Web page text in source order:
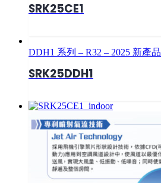
SRK25CE1
DDH1 系列 – R32 – 2025 新產品
SRK25DDH1